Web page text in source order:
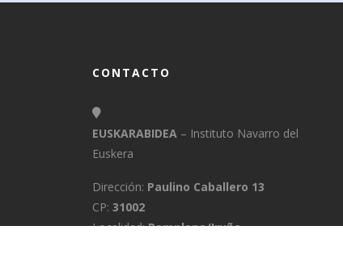
CONTACTO
EUSKARABIDEA – Instituto Navarro del
Euskera
Dirección: Paulino Caballero 13
CP: 31002
Localidad:Pamplona/Iruña